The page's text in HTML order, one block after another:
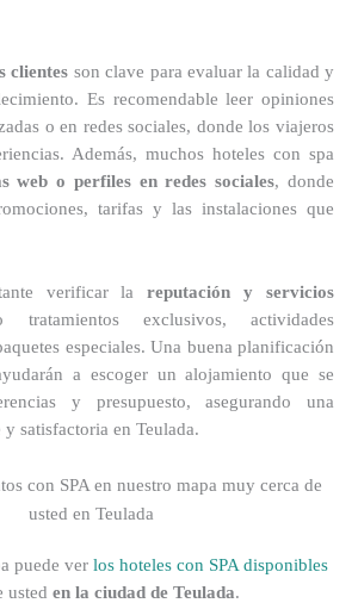
clientes son clave para evaluar la calidad y
Es recomendable leer opiniones
o en redes sociales, donde los viajeros
Además, muchos hoteles con spa
web o perfiles en redes sociales, donde
tarifas y las instalaciones que
verificar lareputación y servicios
exclusivos, actividades
especiales. Una buena planificación
a escoger un alojamiento que se
y presupuesto, asegurando una
satisfactoria en Teulada.
con SPA en nuestro mapa muy cerca de
usted en Teulada
puede ver los hoteles con SPA disponibles
usted en la ciudad de Teulada.